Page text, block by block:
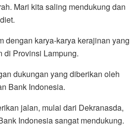
Mari kita saling mendukung dan
dengan karya-karya kerajinan yang
di Provinsi Lampung.
dukungan yang diberikan oleh
Bank Indonesia.
jalan, mulai dari Dekranasda,
Indonesia sangat mendukung.